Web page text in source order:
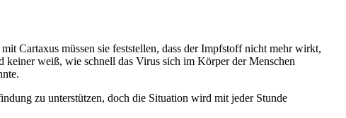
Cartaxus müssen sie feststellen, dass der Impfstoff nicht mehr wirkt,
weiß, wie schnell das Virus sich im Körper der Menschen
zu unterstützen, doch die Situation wird mit jeder Stunde